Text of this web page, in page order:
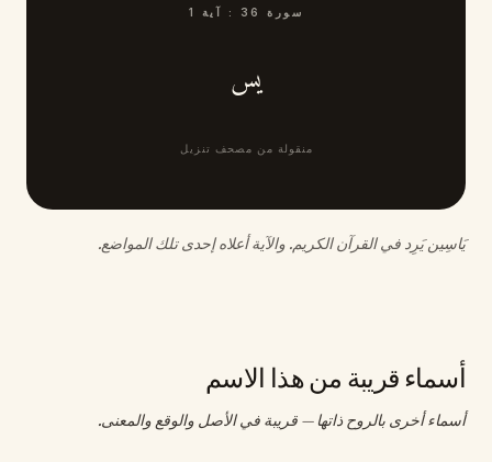
سورة 36
: آية 1
يس
منقولة من مصحف تنزيل
يَاسِين يَرِد في القرآن الكريم. والآية أعلاه إحدى تلك المواضع.
أسماء قريبة من هذا الاسم
أسماء أخرى بالروح ذاتها — قريبة في الأصل والوقع والمعنى.